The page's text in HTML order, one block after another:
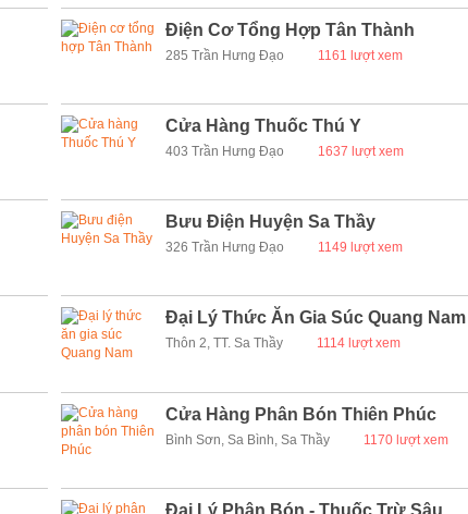
Điện Cơ Tổng Hợp Tân Thành
285 Trần Hưng Đạo 1161 lượt xem
Cửa Hàng Thuốc Thú Y
403 Trần Hưng Đạo 1637 lượt xem
Bưu Điện Huyện Sa Thầy
326 Trần Hưng Đạo 1149 lượt xem
Đại Lý Thức Ăn Gia Súc Quang Nam
Thôn 2, TT. Sa Thầy 1114 lượt xem
Cửa Hàng Phân Bón Thiên Phúc
Bình Sơn, Sa Bình, Sa Thầy 1170 lượt xem
Đại Lý Phân Bón - Thuốc Trừ Sâu